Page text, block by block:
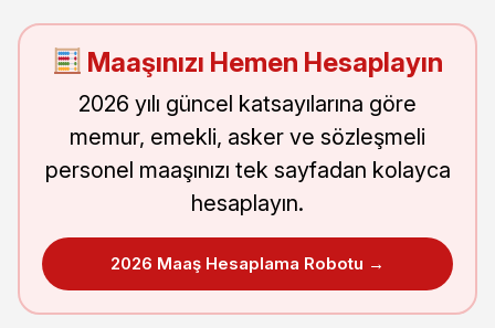
Maaşınızı Hemen Hesaplayın
2026 yılı güncel katsayılarına göre
memur, emekli, asker ve sözleşmeli
personel maaşınızı tek sayfadan kolayca
hesaplayın.
2026 Maaş Hesaplama Robotu →